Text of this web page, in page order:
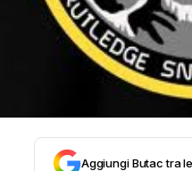
EVERGREEN
TRUFFE E SOCIAL
Aggiungi Butac tra